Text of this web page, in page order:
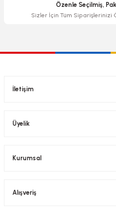
Özenle Seçilmiş,
Sizler İçin Tüm Siparişlerinizi
İletişim
Üyelik
Kurumsal
Alışveriş